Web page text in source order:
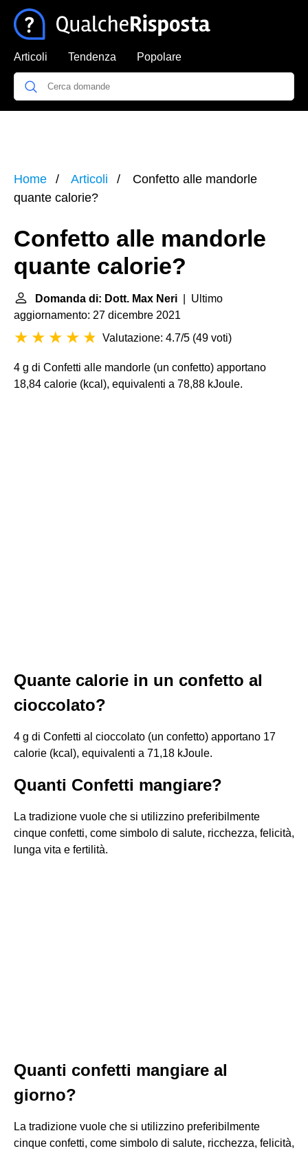
Articoli Tendenza Popolare
Home Articoli
Confetto alle mandorle
quante calorie?
Confetto alle mandorle
quante calorie?
Domanda di: Dott. Max Neri | Ultimo
aggiornamento: 27 dicembre 2021
Valutazione: 4.7/5 (49 voti)
4 g di Confetti alle mandorle (un confetto) apportano
18,84 calorie (kcal), equivalenti a 78,88 kJoule.
Quante calorie in un confetto al
cioccolato?
4 g di Confetti al cioccolato (un confetto) apportano 17
calorie (kcal), equivalenti a 71,18 kJoule.
Quanti Confetti mangiare?
La tradizione vuole che si utilizzino preferibilmente
cinque confetti, come simbolo di salute, ricchezza, felicità,
lunga vita e fertilità.
Quanti confetti mangiare al
giorno?
La tradizione vuole che si utilizzino preferibilmente
cinque confetti, come simbolo di salute, ricchezza, felicità,